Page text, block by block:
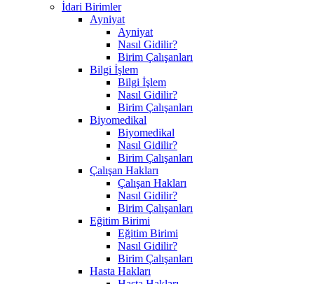
İdari Birimler
Ayniyat
Ayniyat
Nasıl Gidilir?
Birim Çalışanları
Bilgi İşlem
Bilgi İşlem
Nasıl Gidilir?
Birim Çalışanları
Biyomedikal
Biyomedikal
Nasıl Gidilir?
Birim Çalışanları
Çalışan Hakları
Çalışan Hakları
Nasıl Gidilir?
Birim Çalışanları
Eğitim Birimi
Eğitim Birimi
Nasıl Gidilir?
Birim Çalışanları
Hasta Hakları